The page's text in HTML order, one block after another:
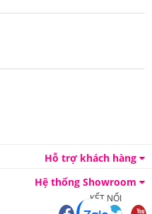
Hỗ trợ khách hàng
Hệ thống Showroom
KẾT NỐI